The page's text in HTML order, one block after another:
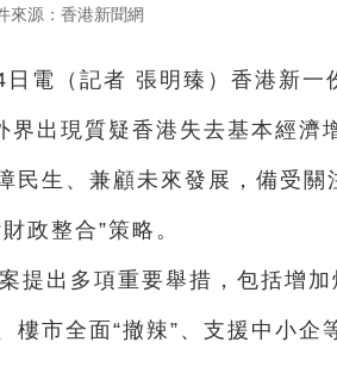
來源：香港新聞網
電（記者 張明臻）香港新一
界出現質疑香港失去基本經濟
民生、兼顧未來發展，備受關
政整合”策略。
提出多項重要舉措，包括增
樓市全面“撤辣”、支援中小企